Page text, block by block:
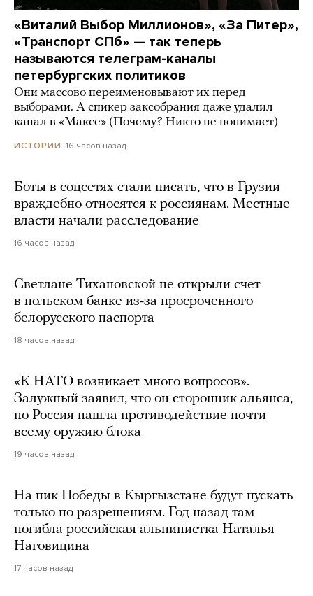
«Виталий Выбор Миллионов», «За Питер»,
«Транспорт СПб» — так теперь
называются телеграм-каналы
петербургских политиков
Они массово переименовывают их перед
выборами. А спикер заксобрания даже удалил
канал в «Максе» (Почему? Никто не понимает)
ИСТОРИИ 16 часов назад
Боты в соцсетях стали писать, что в Грузии
враждебно относятся к россиянам. Местные
власти начали расследование
16 часов назад
Светлане Тихановской не открыли счет
в польском банке из-за просроченного
белорусского паспорта
18 часов назад
«К НАТО возникает много вопросов».
Залужный заявил, что он сторонник альянса,
но Россия нашла противодействие почти
всему оружию блока
19 часов назад
На пик Победы в Кыргызстане будут пускать
только по разрешениям. Год назад там
погибла российская альпинистка Наталья
Наговицина
17 часов назад